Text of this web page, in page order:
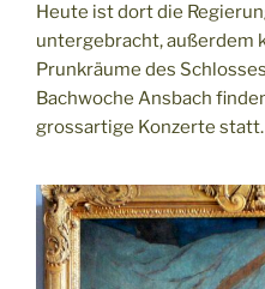
Heute ist dort die
untergebracht, außerdem
Prunkräume des
Bachwoche Ansbach
grossartige Konzerte statt.